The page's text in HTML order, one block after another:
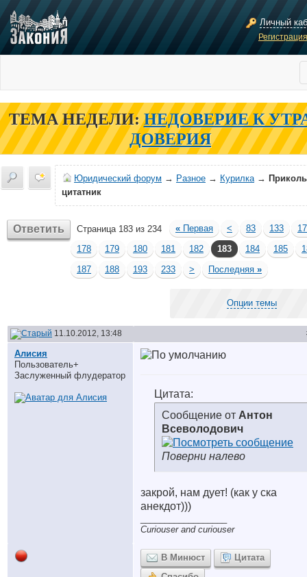
Личный
ТЕМА НЕДЕЛИ: НЕДОВЕРИЕ К
ДОВЕРИЯ
Юридический форум → Разное → Курилка→
цитатник
Ответить Страница 183 из 234 « Первая < 83 133
178
179 180 181 182 183 184 185
187
188 193 233 > Последняя »
Опции темы
11.10.2012, 13:48
Алисия
Пользователь+
Заслуженный флудератор
Цитата:
Сообщение от Антон
Всеволодович
Поверни налево
закрой, нам дует! (как у ска
анекдот)))
Curiouser and curiouser
В Минюст
Цитата